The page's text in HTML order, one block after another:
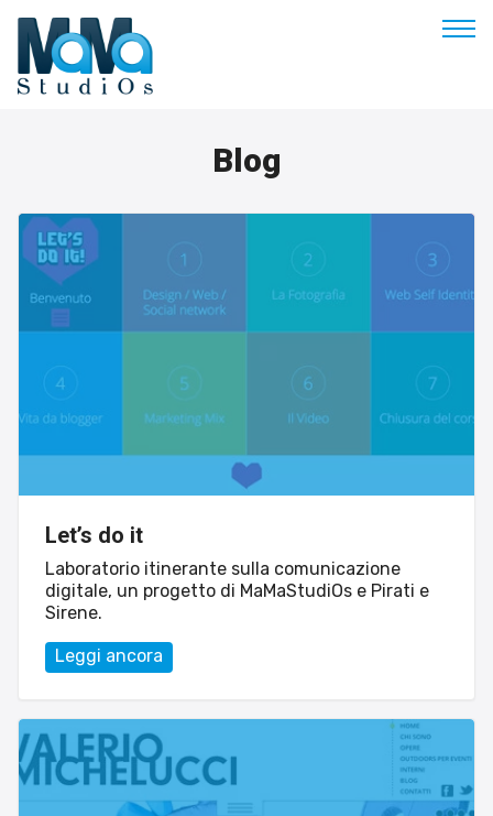
Soluzioni & Costi
Servizi
Esperienze
Contatti
Settore cultura
Settore arte, artigianato
Settore food
Seguici su
Blog
Let’s do it
Laboratorio itinerante sulla comunicazione
digitale, un progetto di MaMaStudiOs e Pirati e
Sirene.
Leggi ancora